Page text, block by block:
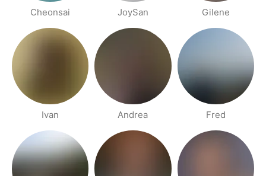
Cheonsai JoySan Gilene
Ivan Andrea Fred